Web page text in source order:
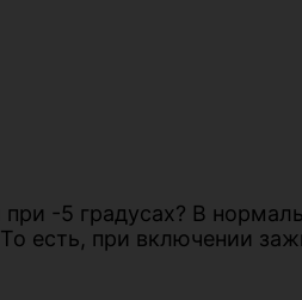
-5 градусах? В
есть, при включении